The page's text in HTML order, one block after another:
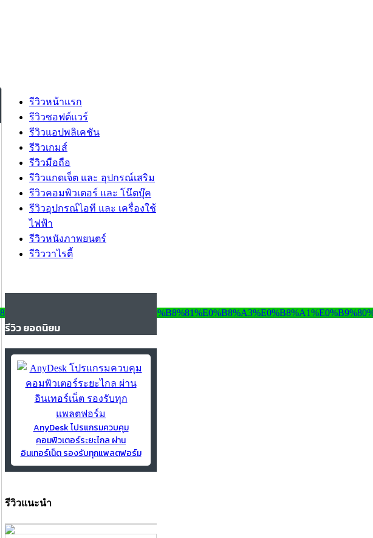
รีวิวหน้าแรก
รีวิวซอฟต์แวร์
รีวิวแอปพลิเคชัน
รีวิวเกมส์
รีวิวมือถือ
รีวิวแกดเจ็ต และ อุปกรณ์เสริม
รีวิวคอมพิวเตอร์ และ โน๊ตบุ๊ค
รีวิวอุปกรณ์ไอที และ เครื่องใช้
ไฟฟ้า
รีวิวหนังภาพยนตร์
รีวิววาไรตี้
รีวิว ยอดนิยม
AnyDesk โปรแกรมควบคุม
คอมพิวเตอร์ระยะไกล ผ่าน
อินเทอร์เน็ต รองรับทุกแพลตฟอร์ม
รีวิวแนะนำ